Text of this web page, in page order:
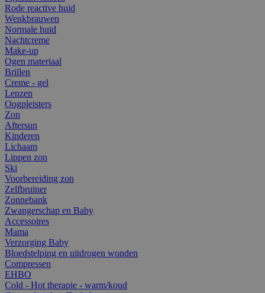
Rode reactive huid
Wenkbrauwen
Normale huid
Nachtcreme
Make-up
Ogen materiaal
Brillen
Creme - gel
Lenzen
Oogpleisters
Zon
Aftersun
Kinderen
Lichaam
Lippen zon
Ski
Voorbereiding zon
Zelfbruiner
Zonnebank
Zwangerschap en Baby
Accessoires
Mama
Verzorging Baby
Bloedstelping en uitdrogen wonden
Compressen
EHBO
Cold - Hot therapie - warm/koud